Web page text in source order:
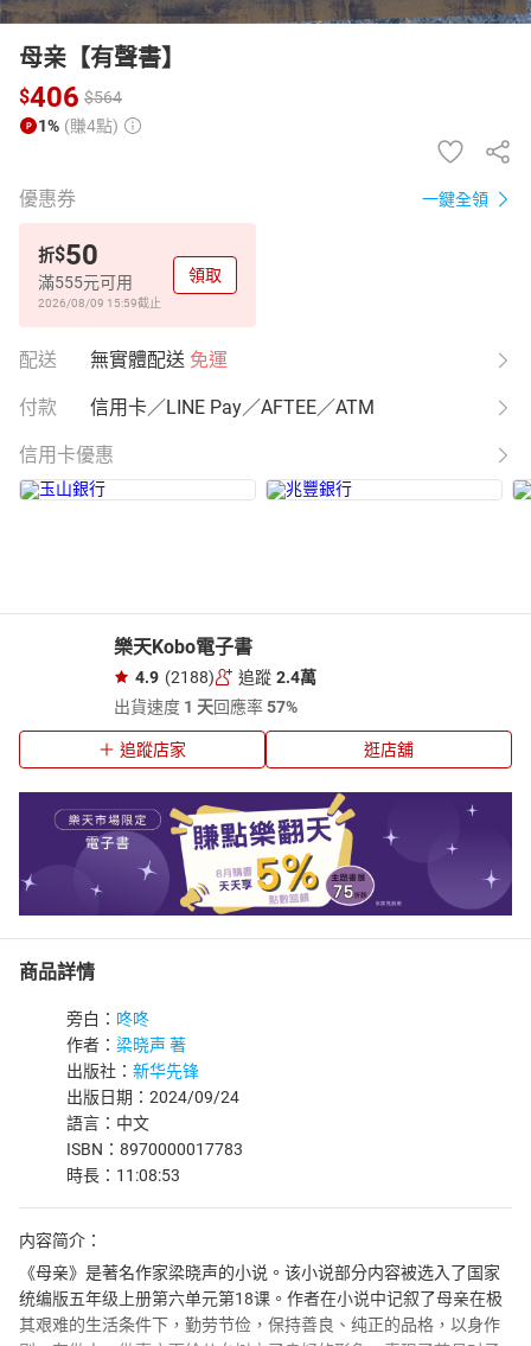
母亲【有聲書】
$406 $564
1% (賺4點)
優惠券 一鍵全領
折$50
滿555元可用
2026/08/09 15:59截止
領取
配送 無實體配送 免運
付款 信用卡／LINE Pay／AFTEE／ATM
信用卡優惠
樂天Kobo電子書
4.9 (2188) 追蹤 2.4萬
出貨速度 1 天回應率57%
追蹤店家 逛店舖
商品詳情
旁白： 咚咚
作者： 梁晓声 著
出版社： 新华先锋
出版日期：2024/09/24
語言：中文
ISBN：8970000017783
時長：11:08:53
内容简介：
《母亲》是著名作家梁晓声的小说。该小说部分内容被选入了国家
统编版五年级上册第六单元第18课。作者在小说中记叙了母亲在极
其艰难的生活条件下，勤劳节俭，保持善良、纯正的品格，以身作